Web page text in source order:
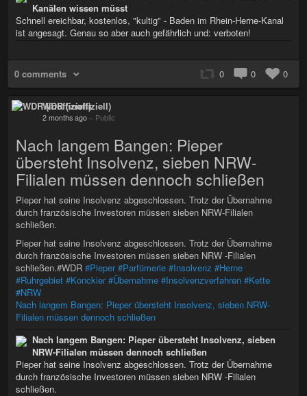
Kanälen wissen müsst
Schnell ereichbar, kostenlos, "kultig" - Baden im Rhein-Herne-Kanal
ist angesagt. Genau so aber auch gefährlich und: verboten!
0 comments 0 0 0
WDR (inoffiziell)
2 months ago – Public
Nach langem Bangen: Pieper
übersteht Insolvenz, sieben NRW-
Filialen müssen dennoch schließen
Pieper hat seine Insolvenz abgeschlossen. Trotz der Übernahme
durch französische Investoren müssen sieben NRW-Filialen
schließen.
Pieper hat seine Insolvenz abgeschlossen. Trotz der Übernahme
durch französische Investoren müssen sieben NRW -Filialen
schließen.#WDR #Pieper #Parfümerie #Insolvenz #Herne
#Ruhrgebiet #Konckier #Übernahme #Insolvenzverfahren #Kette
#NRW
Nach langem Bangen: Pieper übersteht Insolvenz, sieben NRW-
Filialen müssen dennoch schließen
Nach langem Bangen: Pieper übersteht Insolvenz, sieben
NRW-Filialen müssen dennoch schließen
Pieper hat seine Insolvenz abgeschlossen. Trotz der Übernahme
durch französische Investoren müssen sieben NRW -Filialen
schließen.